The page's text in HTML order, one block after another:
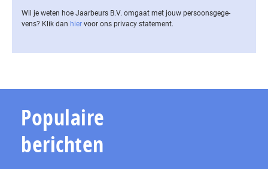
Wil je weten hoe Jaarbeurs B.V. omgaat met jouw per­soons­ge­ge­
vens? Klik dan hier voor ons privacy statement.
Populaire
berichten